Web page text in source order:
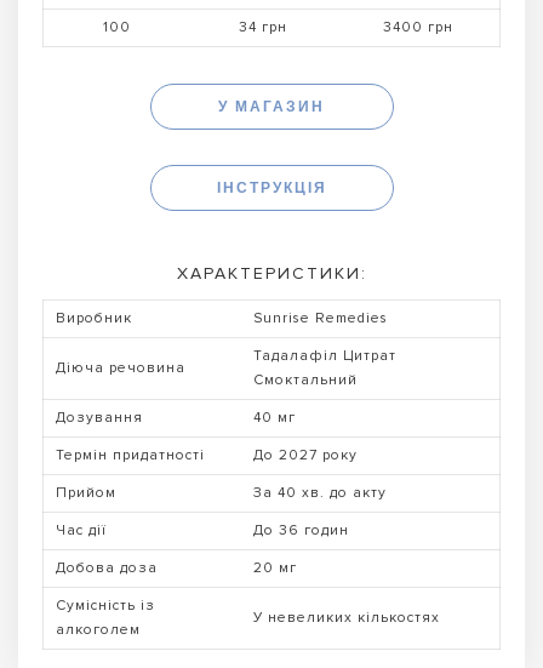
100 34 грн 3400 грн
У МАГАЗИН
ІНСТРУКЦІЯ
ХАРАКТЕРИСТИКИ:
Виробник Sunrise Remedies
Діюча речовина
Тадалафіл Цитрат
Смоктальний
Дозування 40 мг
Термін придатності До 2027 року
Прийом За 40 хв. до акту
Час дії До 36 годин
Добова доза 20 мг
Сумісність із
алкоголем
У невеликих кількостях